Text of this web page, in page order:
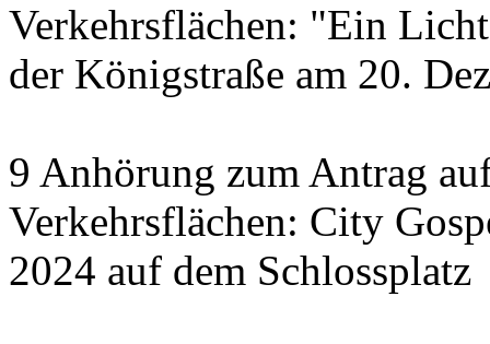
Verkehrsflächen: "Ein
der Königstraße am 20.
9 Anhörung zum Antrag
Verkehrsflächen: City
2024 auf dem Schlossplatz